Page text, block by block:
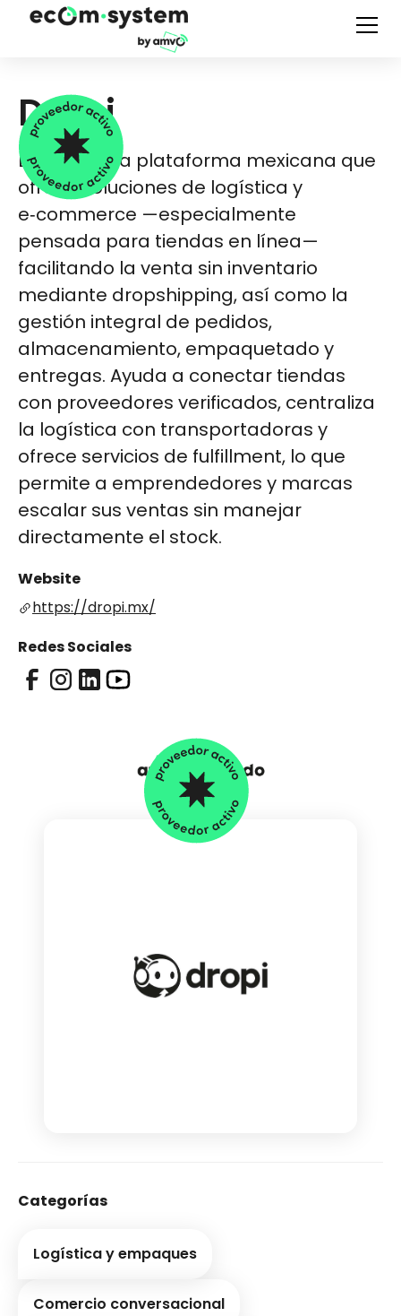
Dropi
Dropi es una plataforma mexicana que
ofrece soluciones de logística y
e‑commerce —especialmente
pensada para tiendas en línea—
facilitando la venta sin inventario
mediante dropshipping, así como la
gestión integral de pedidos,
almacenamiento, empaquetado y
entregas. Ayuda a conectar tiendas
con proveedores verificados, centraliza
la logística con transportadoras y
ofrece servicios de fulfillment, lo que
permite a emprendedores y marcas
escalar sus ventas sin manejar
directamente el stock.
Website
https://dropi.mx/
Redes Sociales
Categorías
Logística y empaques
Comercio conversacional